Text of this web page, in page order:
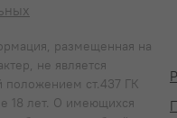
размещенная на
не является
положением ст.437 ГК
18 лет. О имеющихся